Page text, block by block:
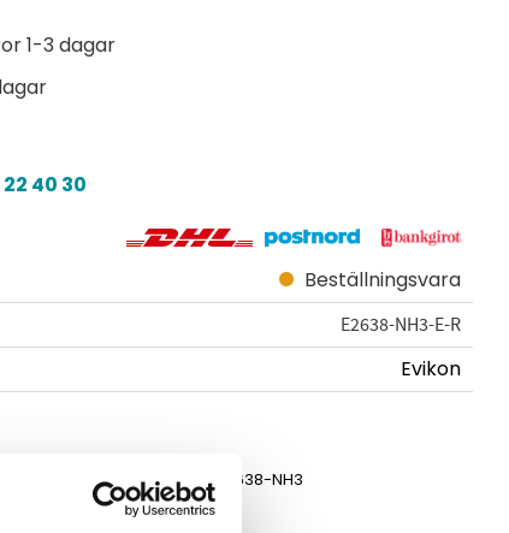
1-3 dagar
40 30
Beställningsvara
E2638-NH3-E-R
Evikon
Manual E2638-NH3